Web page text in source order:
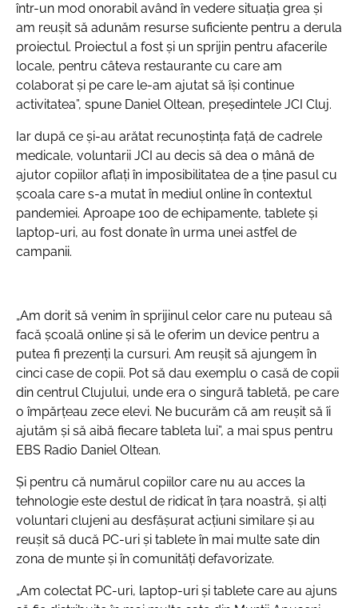
într-un mod onorabil având în vedere situația grea și
am reușit să adunăm resurse suficiente pentru a derula
proiectul. Proiectul a fost și un sprijin pentru afacerile
locale, pentru câteva restaurante cu care am
colaborat și pe care le-am ajutat să își continue
activitatea”, spune Daniel Oltean, președintele JCI Cluj.
Iar după ce și-au arătat recunoștința față de cadrele
medicale, voluntarii JCI au decis să dea o mână de
ajutor copiilor aflați în imposibilitatea de a ține pasul cu
școala care s-a mutat în mediul online în contextul
pandemiei. Aproape 100 de echipamente, tablete și
laptop-uri, au fost donate în urma unei astfel de
campanii.
„Am dorit să venim în sprijinul celor care nu puteau să
facă școală online și să le oferim un device pentru a
putea fi prezenți la cursuri. Am reușit să ajungem în
cinci case de copii. Pot să dau exemplu o casă de copii
din centrul Clujului, unde era o singură tabletă, pe care
o împărțeau zece elevi. Ne bucurăm că am reușit să îi
ajutăm și să aibă fiecare tableta lui”, a mai spus pentru
EBS Radio Daniel Oltean.
Și pentru că numărul copiilor care nu au acces la
tehnologie este destul de ridicat în țara noastră, și alți
voluntari clujeni au desfășurat acțiuni similare și au
reușit să ducă PC-uri și tablete în mai multe sate din
zona de munte și în comunități defavorizate.
„Am colectat PC-uri, laptop-uri și tablete care au ajuns